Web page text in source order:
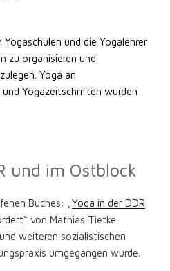
und die Yogalehrer
zu organisieren und
Yoga an
Yogazeitschriften wurden
und im Ostblock
Buches: „ Yoga in der DDR
“ von Mathias Tietke
weiteren sozialistischen
umgegangen wurde.